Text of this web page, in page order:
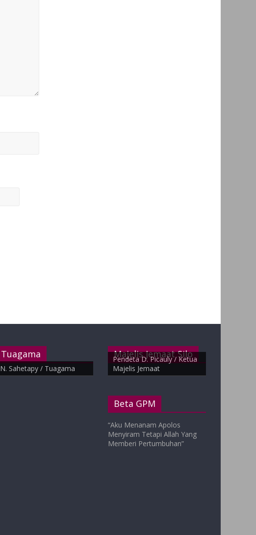
Tuagama
N. Sahetapy / Tuagama
Majelis Jemaat Silo
Pendeta D. Picauly / Ketua
Majelis Jemaat
Beta GPM
“Aku Menanam Apolos
Menyiram Tetapi Allah Yang
Memberi Pertumbuhan”